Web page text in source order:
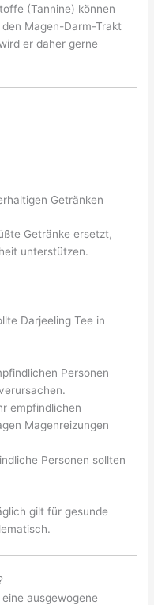
(Tannine) können
Magen-Darm-Trakt
er daher gerne
Getränken
Getränke ersetzt,
unterstützen.
Darjeeling Tee in
Personen
empfindlichen
Magenreizungen
Personen sollten
gilt für gesunde
ausgewogene